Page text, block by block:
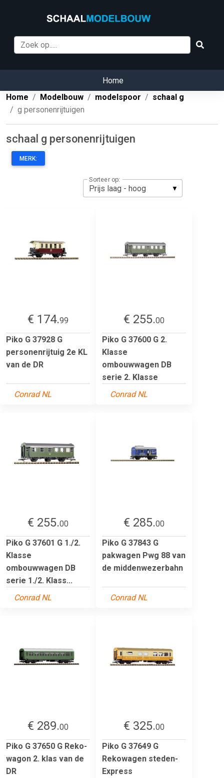
Home
Home
Modelbouw modelspoor
schaal g
g personenrijtuigen
schaal g personenrijtuigen
MERK:
Sorteer op:
€ 174.99
Piko G 37928 G
personenrijtuig 2e KL
van de DR
Conrad NL
€ 255.00
Piko G 37600 G 2.
Klasse
ombouwwagen DB
serie 2. Klasse
Conrad NL
€ 255.00
Piko G 37601 G 1./2.
Klasse
ombouwwagen DB
serie 1./2. Klass...
Conrad NL
€ 285.00
Piko G 37843 G
pakwagen Pwg 88 van
de middenwezerbahn
Conrad NL
€ 289.00
Piko G 37650 G Reko-
wagon 2. klas van de
DR
€ 325.00
Piko G 37649 G
Rekowagen steden-
Express